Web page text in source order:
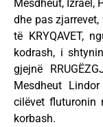
Mesdheut, Izrael,
dhe pas zjarrevet,
të KRYQAVET,
kodrash, i
gjejnë
Mesdheut
cilëvet fluturonin
korbash.